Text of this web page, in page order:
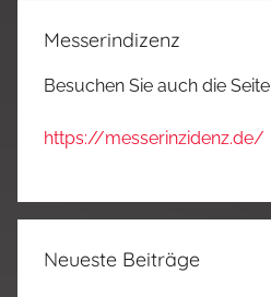
Messerindizenz
Besuchen Sie auch die Seite
https://messerinzidenz.de/
Neueste Beiträge